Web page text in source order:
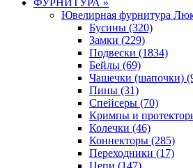
ФУРНИТУРА »
Ювелирная фyрнитyра
Бусины (320)
Замки (229)
Подвески (1834)
Бейлы (69)
Чашечки (шапочки)
Пины (31)
Спейсеры (70)
Кримпы и
Колечки (46)
Коннекторы (285)
Переходники (17)